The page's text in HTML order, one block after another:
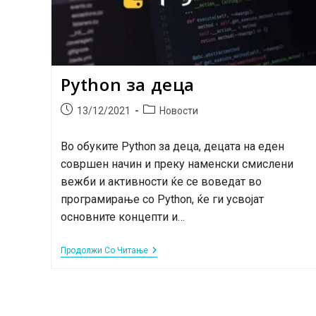
Python за деца
Post13/12/2021
PostНовости
Во обуките Python за деца, децата на еден
совршен начин и преку наменски смислени
вежби и активности ќе се воведат во
програмирање со Python, ќе ги усвојат
основните концепти и…
Продолжи Со ЧитањеPython